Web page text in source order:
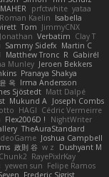
prfctwhite yataa
Roman Kaelin Isabella
Tom JimmyCNX
Jonathan Verbatim Clay T
Sammy Sidefx Martin C
Matthew Tronc R Gabirél
Munley Jeroen Bekkers
Pranaya Shakya
옥 Irma Andersson
Sjöstedt Matt Dalpé
Mukund A Joseph Combs
HAGI Cédric Vermeirre
Flex2006D !
NightWriter
TheAuraStandard
Joshua Campbell
政則 谷 w z
Dushyant M
RayePixlrKay
yewen sun Felipe Ramos
Frederic Sigrist